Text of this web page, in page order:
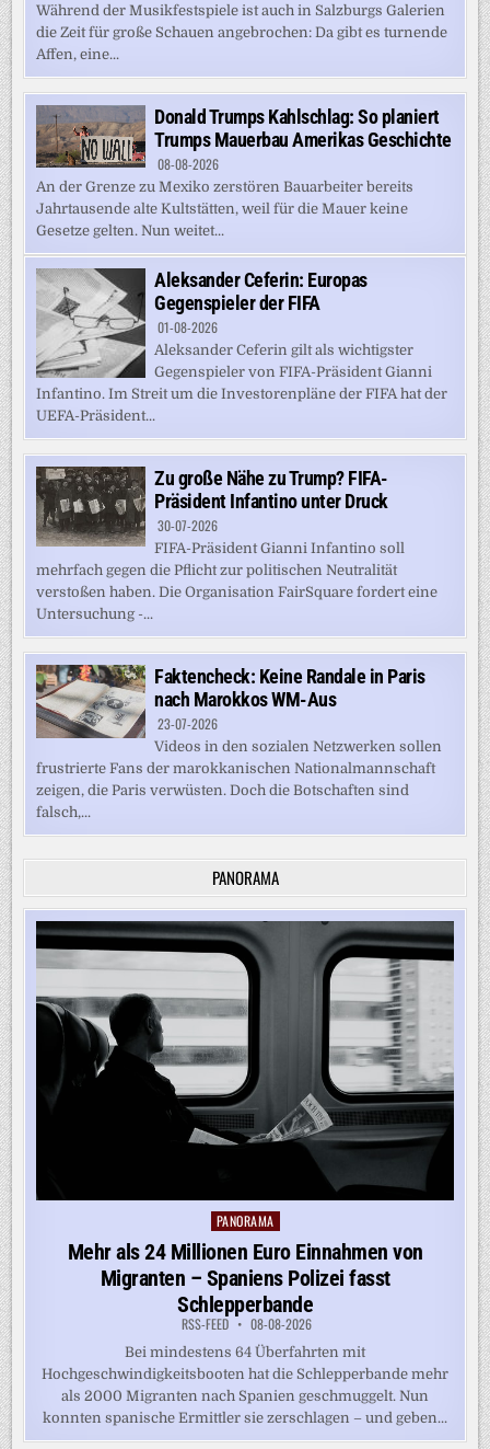
Während der Musikfestspiele ist auch in Salzburgs Galerien
die Zeit für große Schauen angebrochen: Da gibt es turnende
Affen, eine...
Donald Trumps Kahlschlag: So planiert
Trumps Mauerbau Amerikas Geschichte
08-08-2026
An der Grenze zu Mexiko zerstören Bauarbeiter bereits
Jahrtausende alte Kultstätten, weil für die Mauer keine
Gesetze gelten. Nun weitet...
Aleksander Ceferin: Europas
Gegenspieler der FIFA
01-08-2026
Aleksander Ceferin gilt als wichtigster
Gegenspieler von FIFA-Präsident Gianni
Infantino. Im Streit um die Investorenpläne der FIFA hat der
UEFA-Präsident...
Zu große Nähe zu Trump? FIFA-
Präsident Infantino unter Druck
30-07-2026
FIFA-Präsident Gianni Infantino soll
mehrfach gegen die Pflicht zur politischen Neutralität
verstoßen haben. Die Organisation FairSquare fordert eine
Untersuchung -...
Faktencheck: Keine Randale in Paris
nach Marokkos WM-Aus
23-07-2026
Videos in den sozialen Netzwerken sollen
frustrierte Fans der marokkanischen Nationalmannschaft
zeigen, die Paris verwüsten. Doch die Botschaften sind
falsch,...
PANORAMA
Posted
PANORAMA
Mehr als 24 Millionen Euro Einnahmen von
Migranten – Spaniens Polizei fasst
Schlepperbande
RSS-FEED 08-08-2026
Bei mindestens 64 Überfahrten mit
Hochgeschwindigkeitsbooten hat die Schlepperbande mehr
als 2000 Migranten nach Spanien geschmuggelt. Nun
konnten spanische Ermittler sie zerschlagen – und geben...